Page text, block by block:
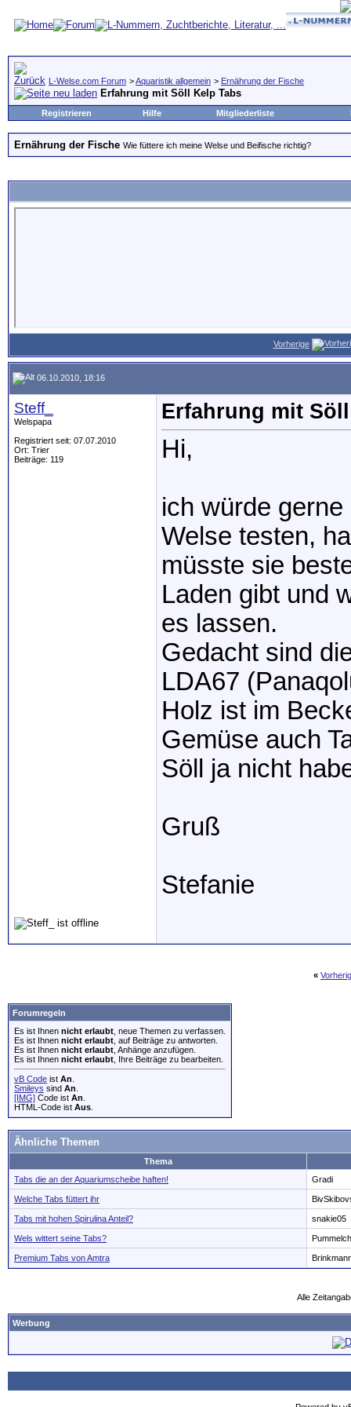
L-Welse.com Forum >Aquaristik allgemein > Ernährung der Fische
Erfahrung mit Söll Kelp Tabs
Registrieren Hilfe Mitgliederliste
Ernährung der Fische Wie füttere ich meine Welse und Beifische richtig?
Vorherige
06.10.2010, 18:16
Steff_
Welspapa
Registriert seit: 07.07.2010
Ort: Trier
Beiträge: 119
Erfahrung mit
Hi,
ich würde
Welse testen,
müsste sie
Laden gibt und
es lassen.
Gedacht sind
LDA67
Holz ist im
Gemüse auch
Söll ja nicht
Gruß
Stefanie
«
Forumregeln
Es ist Ihnen nicht erlaubt , neue Themen zu verfassen.
Es ist Ihnen nicht erlaubt , auf Beiträge zu antworten.
Es ist Ihnen nicht erlaubt , Anhänge anzufügen.
Es ist Ihnen nicht erlaubt , Ihre Beiträge zu bearbeiten.
vB Code ist An
Smileys sind An
[IMG] Code ist An
HTML-Code ist Aus
Ähnliche Themen
Thema
Tabs die an der Aquariumscheibe haften!
Gradi
Welche Tabs füttert ihr
Tabs mit hohen Spirulina Anteil? snakie05
Wels wittert seine Tabs?
Premium Tabs von Amtra
Alle
Werbung